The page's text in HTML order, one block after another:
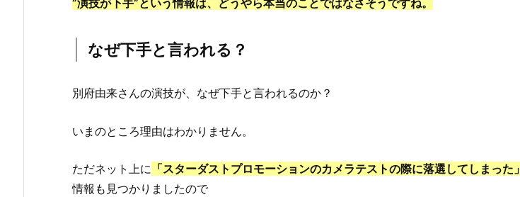
”演技が下手”という情報は、どうやら本当のことではなさそうですね。
なぜ下手と言われる？
別府由来さんの演技が、なぜ下手と言われるのか？
いまのところ理由はわかりません。
ただネット上に 「スターダストプロモーションのカメラテストの際に落選してしまった」
情報も見つかりましたので